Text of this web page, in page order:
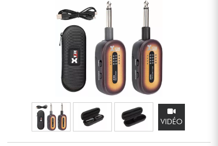
Claviers & Pianos
Synthés & Sampleurs
Home Studio
Casques
Micros & HF
VIDÉO